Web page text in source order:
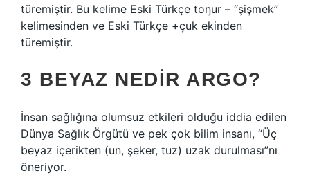
türemiştir. Bu kelime Eski Türkçe toŋur – “şişmek”
kelimesinden ve Eski Türkçe +çuk ekinden
türemiştir.
3 BEYAZ NEDIR ARGO?
İnsan sağlığına olumsuz etkileri olduğu iddia edilen
Dünya Sağlık Örgütü ve pek çok bilim insanı, “Üç
beyaz içerikten (un, şeker, tuz) uzak durulması”nı
öneriyor.